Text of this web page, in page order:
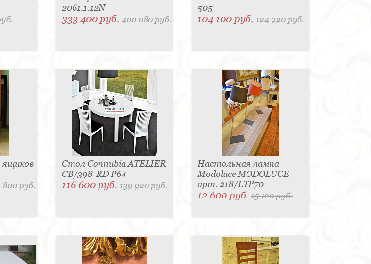
2061.1.12N
333 400 руб. 400 080 руб.
505
104 100 руб.124 920 руб.
ящиков
800 руб.
Стол Connubia ATELIER
CB/398-RD P64
116 600 руб. 139 920 руб.
Настольная лампа
Modoluce MODOLUCE
арт. 218/LTP70
12 600 руб.15 120 руб.